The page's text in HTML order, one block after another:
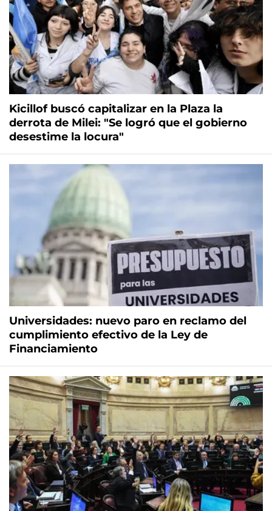
Kicillof buscó capitalizar en la Plaza la
derrota de Milei: "Se logró que el gobierno
desestime la locura"
Universidades: nuevo paro en reclamo del
cumplimiento efectivo de la Ley de
Financiamiento